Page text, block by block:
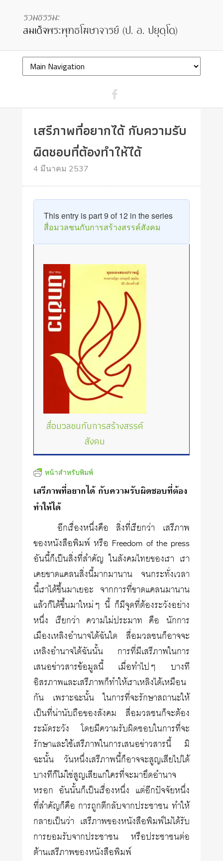
เสรีภาพที่อยากได้ กับความรับ
ผิดชอบที่ต้องทำให้ได้
4 มีนาคม 2537
This entry is part 9 of 12 in the series
สื่อมวลชนกับการสร้างสรรค์สังคม
สื่อมวลชนกับการสร้างสรรค์
สังคม
หน้าสำหรับพิมพ์
เสรีภาพที่อยากได้ กับความรับผิดชอบที่ต้อง
ทำให้ได้
อีกเรื่องหนึ่งคือ สิ่งที่เรียกว่า เสรีภาพ
ของหนังสือพิมพ์ หรือ Freedom of the press
อันนี้ก็เป็นสิ่งที่สำคัญ ในสังคมไทยของเรา เรา
เคยขาดแคลนสิ่งนี้มากมานาน จนกระทั่งเวลา
นี้เราได้ขึ้นมาเยอะ จากการที่ขาดแคลนมานาน
แล้วก็ได้ขึ้นมาใหม่ๆ นี้ ก็มีจุดที่ต้องระวังอย่าง
หนึ่ง เรียกว่า ความไม่ประมาท คือ นักการ
เมืองเหลิงอำนาจได้ฉันใด สื่อมวลชนก็อาจจะ
เหลิงอำนาจได้ฉันนั้น การที่มีเสรีภาพในการ
เสนอข่าวสารข้อมูลนี้ เมื่อทำไปๆ บางที
อิสรภาพและเสรีภาพก็ทำให้เราเหลิงได้เหมือน
กัน เพราะฉะนั้น ในการที่จะรักษาสถานะให้
เป็นที่น่านับถือของสังคม สื่อมวลชนก็จะต้อง
ระมัดระวัง โดยมีความรับผิดชอบในการที่จะ
รักษาและใช้เสรีภาพในการเสนอข่าวสารนี้ มิ
ฉะนั้น วันหนึ่งเสรีภาพนี้ก็อาจจะสูญเสียไปได้
บางทีก็ไม่ใช่สูญเสียแก่ใครที่จะมายึดอำนาจ
หรอก อันนั้นก็เป็นเรื่องหนึ่ง แต่อีกปัจจัยหนึ่ง
ที่สำคัญก็คือ การถูกตีกลับจากประชาชน ทำให้
กลายเป็นว่า เสรีภาพของหนังสือพิมพ์ไม่ได้รับ
การยอมรับจากประชาชน หรือประชาชนต่อ
ต้านเสรีภาพของหนังสือพิมพ์